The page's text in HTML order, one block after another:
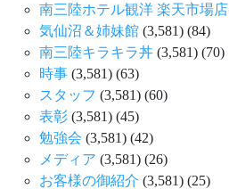
南三陸ホテル観洋 楽天市場店
気仙沼＆姉妹館 (3,581) (84)
南三陸キラキラ丼 (3,581) (70)
時事 (3,581) (63)
スタッフ (3,581) (60)
表彰 (3,581) (45)
勉強会 (3,581) (42)
メディア (3,581) (26)
お客様の御紹介 (3,581) (25)